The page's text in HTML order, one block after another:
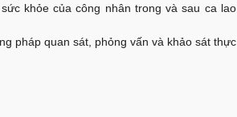
khỏe của công nhân trong và sau ca lao
pháp quan sát, phỏng vấn và khảo sát thực